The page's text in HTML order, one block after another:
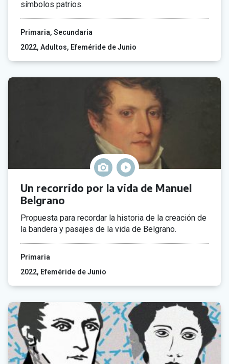
símbolos patrios.
Primaria Secundaria
2022 Adultos Efeméride de Junio
Un recorrido por la vida de Manuel
Belgrano
Propuesta para recordar la historia de la creación de
la bandera y pasajes de la vida de Belgrano.
Primaria
2022 Efeméride de Junio